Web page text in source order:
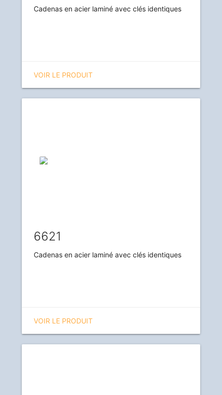
Cadenas en acier laminé avec clés identiques
VOIR LE PRODUIT
6621
Cadenas en acier laminé avec clés identiques
VOIR LE PRODUIT